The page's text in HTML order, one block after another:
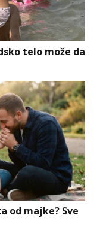
telo može da
od majke? Sve